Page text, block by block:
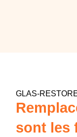
GLAS-
sont les